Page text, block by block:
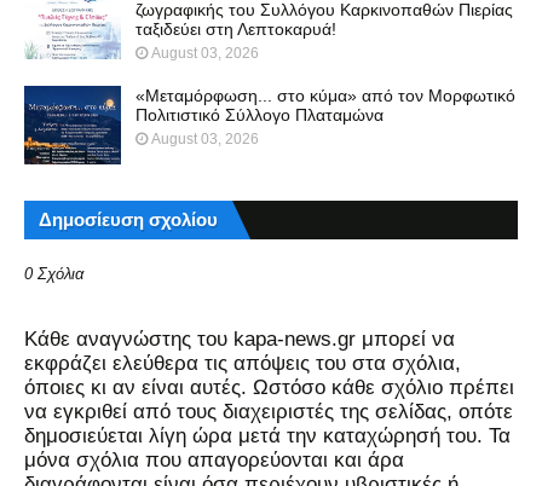
ζωγραφικής του Συλλόγου Καρκινοπαθών Πιερίας
ταξιδεύει στη Λεπτοκαρυά!
August 03, 2026
«Μεταμόρφωση... στο κύμα» από τον Μορφωτικό
Πολιτιστικό Σύλλογο Πλαταμώνα
August 03, 2026
Δημοσίευση σχολίου
0 Σχόλια
Kάθε αναγνώστης του kapa-news.gr μπορεί να
εκφράζει ελεύθερα τις απόψεις του στα σχόλια,
όποιες κι αν είναι αυτές. Ωστόσο κάθε σχόλιο πρέπει
να εγκριθεί από τους διαχειριστές της σελίδας, οπότε
δημοσιεύεται λίγη ώρα μετά την καταχώρησή του. Τα
μόνα σχόλια που απαγορεύονται και άρα